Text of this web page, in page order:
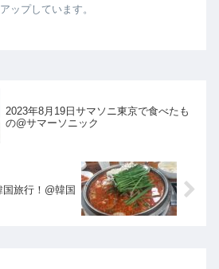
ップしています。
2023年8月19日サマソニ東京で食べたも
の@サマーソニック
国旅行！@韓国